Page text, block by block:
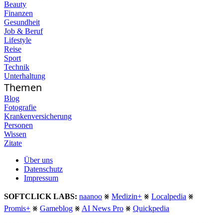
Beauty
Finanzen
Gesundheit
Job & Beruf
Lifestyle
Reise
Sport
Technik
Unterhaltung
Themen
Blog
Fotografie
Krankenversicherung
Personen
Wissen
Zitate
Über uns
Datenschutz
Impressum
SOFTCLICK LABS: naanoo ⨳ Medizin+ ⨳ Localpedia ⨳
Promis+ ⨳ Gameblog ⨳ AI News Pro ⨳ Quickpedia